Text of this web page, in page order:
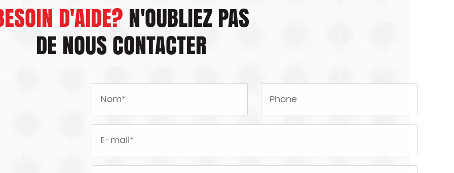
D'AIDE?N'OUBLIEZ PAS
DE NOUS CONTACTER